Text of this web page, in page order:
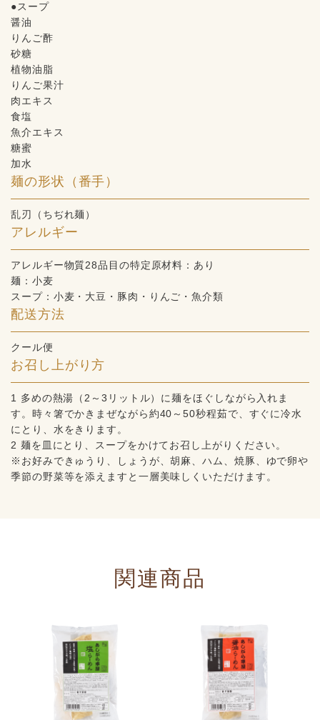
●スープ
醤油
りんご酢
砂糖
植物油脂
りんご果汁
肉エキス
食塩
魚介エキス
糖蜜
加水
麺の形状（番手）
乱刃（ちぢれ麺）
アレルギー
アレルギー物質28品目の特定原材料：あり
麺：小麦
スープ：小麦・大豆・豚肉・りんご・魚介類
配送方法
クール便
お召し上がり方
1 多めの熱湯（2～3リットル）に麺をほぐしながら入れま
す。時々箸でかきまぜながら約40～50秒程茹で、すぐに冷水
にとり、水をきります。
2 麺を皿にとり、スープをかけてお召し上がりください。
※お好みできゅうり、しょうが、胡麻、ハム、焼豚、ゆで卵や
季節の野菜等を添えますと一層美味しくいただけます。
関連商品